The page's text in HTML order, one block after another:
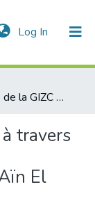
Log In (current)
Mise en œuvre de la GIZC à travers un projet portant sur la vulnérabilité climatique d’Aïn El Türk, Oran
travers
El